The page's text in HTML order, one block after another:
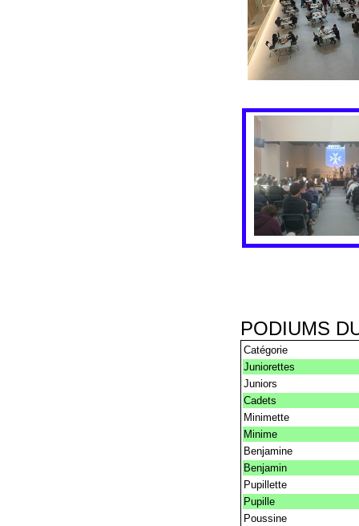
PODIUMS
Catégorie
Juniorettes
Juniors
Cadets
Minimette
Minime
Benjamine
Benjamin
Pupillette
Pupille
Poussine